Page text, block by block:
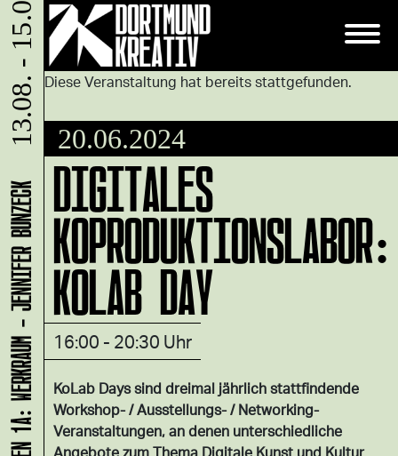
Diese Veranstaltung hat bereits stattgefunden.
20.06.2024
DIGITALES
KOPRODUKTIONSLABOR:
KOLAB DAY
16:00 - 20:30 Uhr
KoLab Days sind dreimal jährlich stattfindende
Workshop- / Ausstellungs- / Networking-
Veranstaltungen, an denen unterschiedliche
Angebote zum Thema Digitale Kunst und Kultur
LADEN 1A: WERKRAUM - JENNIFER BUNZECK
13.08. - 15.08.